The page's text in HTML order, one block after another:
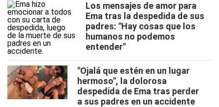
Los mensajes de amor para
Ema tras la despedida de sus
padres: "Hay cosas que los
humanos no podemos
entender"
"Ojalá que estén en un lugar
hermoso", la dolorosa
despedida de Ema tras perder
a sus padres en un accidente